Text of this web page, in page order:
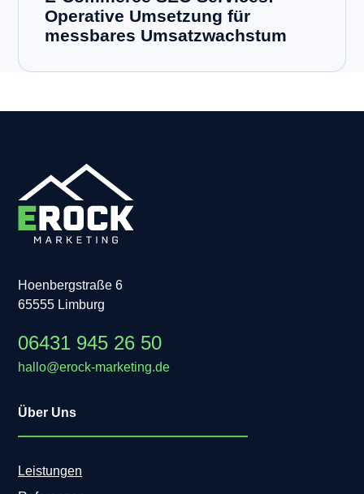
Operative Umsetzung für
messbares Umsatzwachstum
Hoenbergstraße 6
65555 Limburg
06431 945 26 50
hallo@erock-marketing.de
Über Uns
Leistungen